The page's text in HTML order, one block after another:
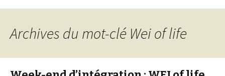
Archives du mot-clé Wei of life